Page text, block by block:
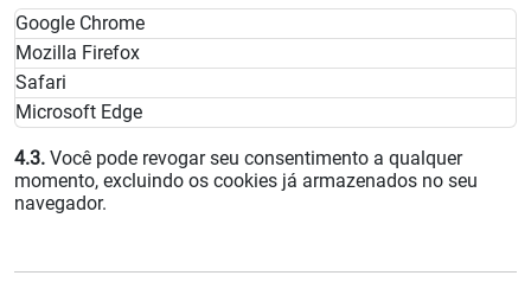
Google Chrome
Mozilla Firefox
Safari
Microsoft Edge
4.3. Você pode revogar seu consentimento a qualquer
momento, excluindo os cookies já armazenados no seu
navegador.